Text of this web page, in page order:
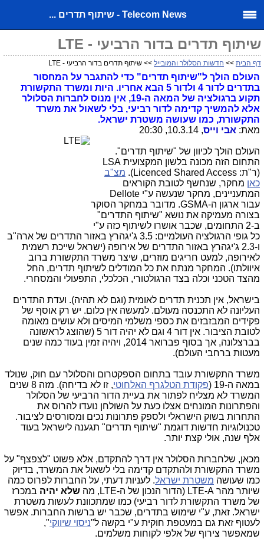
Telecom News - שיתוף תדרים ...
שיתוף תדרים בדור הרביעי - LTE
דף הבית >> חדשות הסלולר והמובייל >> שיתוף תדרים בדור הרביעי - LTE
העולם הולך ל"שיתוף תדרים" כדי להתגבר על המחסור
בתדרים לדור 4 ולדור 5 הבא אחריו. היות ומשרד התקשורת
תקוע ברגולציה של המאה ה-19, אין מנוס לחברות הסלולר
אלא להמשיך קדימה לדור רביעי, בלי לשאול את משרד
התקשורת, כמו שעושה משטרת ישראל.
מאת: אבי וייס, 10.3.14, 20:30
העולם הולך לכיוון של "שיתוף תדרים".
התחום הזה מכונה בלשון המקצועית LSA
(ר"ת: Licenced Shared Access).
מצ"ב
כאן מחקר, שנחשף לטובת הקוראים
המתעניינים, מחקר שנעשה ע"י Dellote
עבור ארגון ה-GSMA. מדובר במחקר הסוקר
בצורה מעמיקה את נושא "שיתוף התדרים"
ב-2 התחומים, שכבר אושרו לשיתוף כזה ע"י
כל גופי הרגולציה העולמיים: 3.5 ג'יגהרץ באזור התדרים של ארה"ב
ו-2.3 ג'יגהרץ באזור התדרים של אירופה (ישראל שייכת רשמית
לאירופה, למעט חריגים מוזרים, שיצר משרד התקשורת ברוב
איוולתו). המחקר מנתח את כל המודלים לשיתוף תדרים, החל
מהצד הטכני וכלה בצד הרגולטורי, הכלכלי, התפעולי והמסחרי.
בישראל, אין תכנית תדרים לאומית (וגם לא תהיה). ועדת התדרים
העליונה לא התכנסה מעולם. למעשה אין כלום. יש רק אוסף של
פקידים המבזבזים את כספי משלמי המיסים ולא עושים מאומה
לטובת הציבור. אין דור 4 וגם לא יהיה דור 5 (שהוצג לראשונה
בברצלונה, אך בסוף פברואר 2014, ויהיה זמין בעוד כמה שנים
מעטות ברחבי העולם).
​משרד התקשורת עובד בתחום הספקטרום והסלולר עם חוק, שנולד
במאה ה-19 (
פקודת הטלגרף האלחוטי
, זו לא בדיחה). מזה 8 שנים
המשרד לא מצליח לפתור את בעיית הדור הרביעי של הסלולר
והפתרונות המונחים אצלו כעת על השולחן נועדו להרוס את
התחרות בשוק הישראלי ולספק פתרונות נכים ומסורסים לציבור.
טכנולוגיות חדשות דוגמת "שיתוף תדרים" תגענה לישראל בעוד
אלף שנה, אולי קצת יותר.
מכאן, שלחברות הסלולר אין דרך להתקדם, אלא פשוט "לצפצף" על
משרד התקשורת ולהתקדם קדימה בלי לשאול את המשרד, בדיוק
כמו שעושה משטרת ישראל. לעניות דעתי, על החברות לפרוס כמה
שיותר מהר LTE-A (הדור הנכון של ה-LTE, מה
שלא יהיה במכרז
של משרד התקשורת לדור רביעי) כמו שמתכוונת לעשות משטרת
ישראל. זאת, ע"י שימוש בתדרים, שכבר יש ברשות החברות. אפשר
לעטוף זאת גם במעטפת חוקית ע"י בקשה ל"ניסוי שיווקי",
שמאפשר צירוף של אלפי לקוחות משלמים.